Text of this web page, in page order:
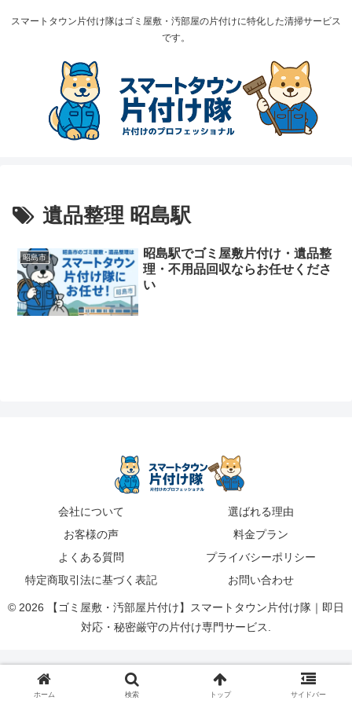
スマートタウン片付け隊はゴミ屋敷・汚部屋の片付けに特化した清掃サービス
です。
遺品整理 昭島駅
昭島市
昭島駅でゴミ屋敷片付け・遺品整
理・不用品回収ならお任せくださ
い
会社について
選ばれる理由
お客様の声
料金プラン
よくある質問
プライバシーポリシー
特定商取引法に基づく表記
お問い合わせ
© 2026 【ゴミ屋敷・汚部屋片付け】スマートタウン片付け隊｜即日
対応・秘密厳守の片付け専門サービス.
ホーム 検索 トップ サイドバー